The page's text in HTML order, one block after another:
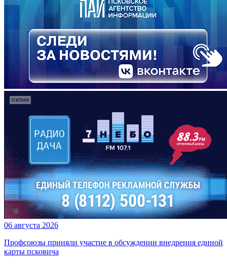
06 августа 2026
Профсоюзы приняли участие в обсуждении внедрения единой
карты псковича